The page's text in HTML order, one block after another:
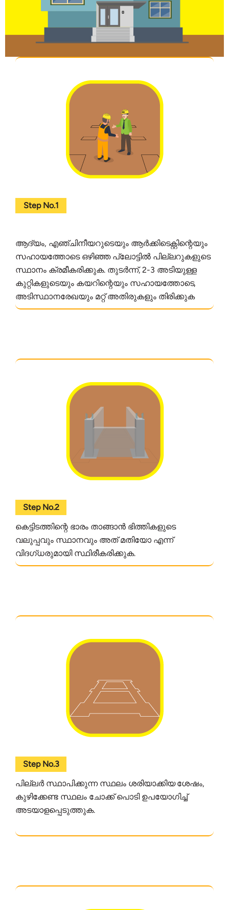
Step No.1
ആദ്യം, എഞ്ചിനീയറുടെയും ആർക്കിടെക്റ്റിന്റെയും
സഹായത്തോടെ ഒഴിഞ്ഞ പ്ലോട്ടിൽ പില്ലറുകളുടെ
സ്ഥാനം ക്രമീകരിക്കുക. തുടർന്ന്, 2-3 അടിയുള്ള
കുറ്റികളുടെയും കയറിന്റെയും സഹായത്തോടെ,
അടിസ്ഥാനരേഖയും മറ്റ് അതിരുകളും തിരിക്കുക
Step No.2
കെട്ടിടത്തിന്റെ ഭാരം താങ്ങാൻ ഭിത്തികളുടെ
വലുപ്പവും സ്ഥാനവും അത് മതിയോ എന്ന്
വിദഗ്ധരുമായി സ്ഥിരീകരിക്കുക.
Step No.3
പില്ലർ സ്ഥാപിക്കുന്ന സ്ഥലം ശരിയാക്കിയ ശേഷം,
കുഴിക്കേണ്ട സ്ഥലം ചോക്ക് പൊടി ഉപയോഗിച്ച്
അടയാളപ്പെടുത്തുക.